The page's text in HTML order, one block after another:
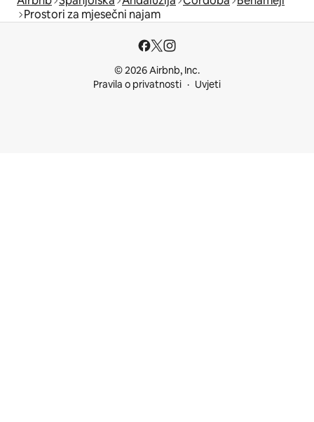
Prostori za mjesečni najam
© 2026 Airbnb, Inc.
Pravila o privatnosti
Uvjeti